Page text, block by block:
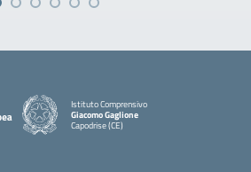
Istituto Comprensivo
Giacomo Gaglione
Capodrise (CE)
— Visita la pagina iniziale della scuola